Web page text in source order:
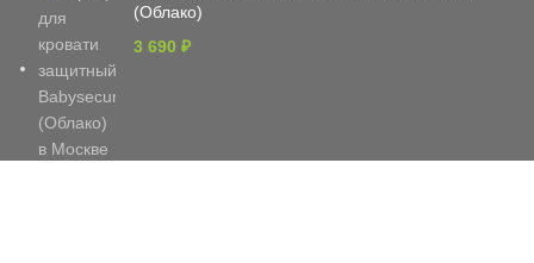
(Облако)
3 690 ₽